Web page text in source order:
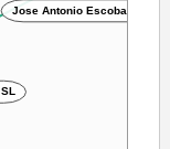
Jose Antonio Escobar